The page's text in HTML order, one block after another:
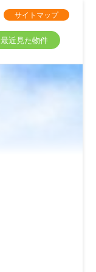
サイトマップ
最近見た物件